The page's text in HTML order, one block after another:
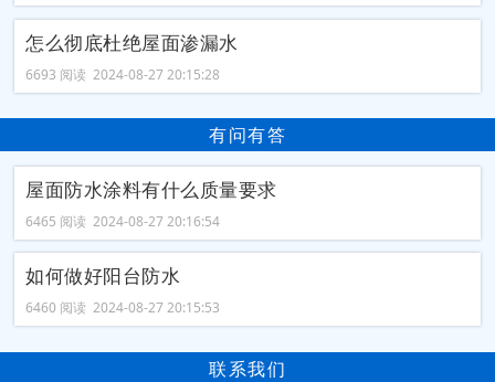
怎么彻底杜绝屋面渗漏水
6693 阅读 2024-08-27 20:15:28
有问有答
屋面防水涂料有什么质量要求
6465 阅读 2024-08-27 20:16:54
如何做好阳台防水
6460 阅读 2024-08-27 20:15:53
联系我们